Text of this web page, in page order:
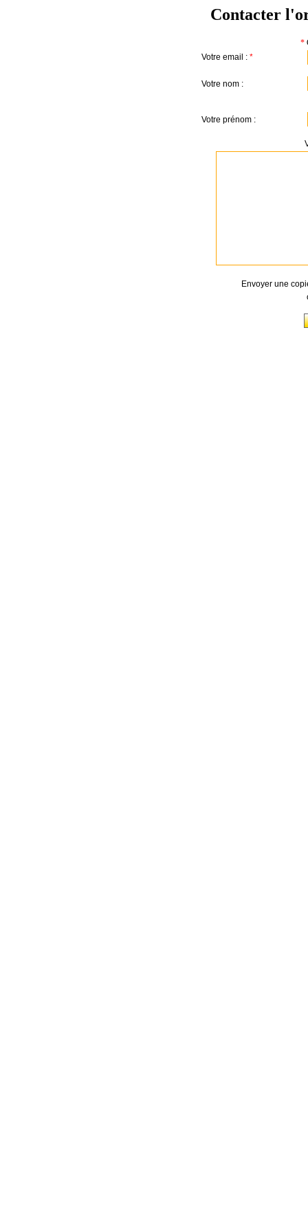
Contacter
*
Votre email : *
Votre nom :
Votre prénom :
Envoyer une